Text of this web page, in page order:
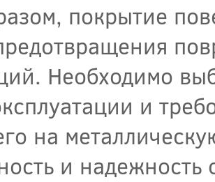
покрытие
Необходимо
и
на
и надежность